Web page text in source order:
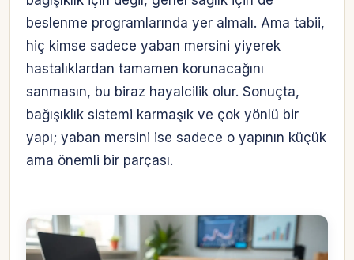
beslenme programlarında yer almalı. Ama tabii,
hiç kimse sadece yaban mersini yiyerek
hastalıklardan tamamen korunacağını
sanmasın, bu biraz hayalcilik olur. Sonuçta,
bağışıklık sistemi karmaşık ve çok yönlü bir
yapı; yaban mersini ise sadece o yapının küçük
ama önemli bir parçası.